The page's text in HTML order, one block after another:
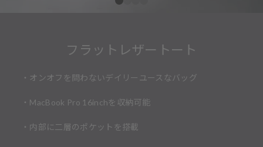
フラットレザートート
・オンオフを問わないデイリーユースなバッグ
・MacBook Pro 16inchを収納可能
・内部に二層のポケットを搭載